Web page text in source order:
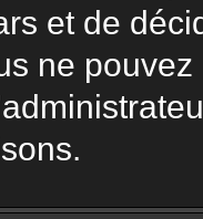
et de
ne pouvez